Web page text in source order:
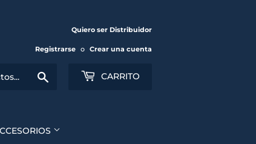
Quiero ser Distribuidor
Registrarse o Crear una cuenta
CARRITO